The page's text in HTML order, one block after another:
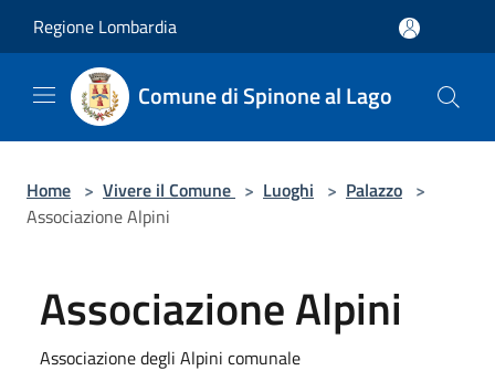
Regione Lombardia
Comune di Spinone al Lago
Home > Vivere il Comune > Luoghi > Palazzo >
Associazione Alpini
Associazione Alpini
Associazione degli Alpini comunale